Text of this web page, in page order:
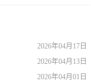
2026年04月17日
2026年04月13日
2026年04月01日